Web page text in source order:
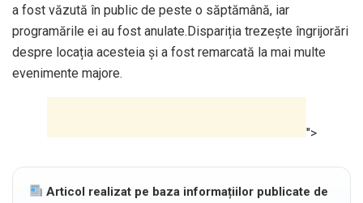
a fost văzută în public de peste o săptămână, iar
programările ei au fost anulate.Dispariția trezește îngrijorări
despre locația acesteia și a fost remarcată la mai multe
evenimente majore.
">
Articol realizat pe baza informațiilor publicate de